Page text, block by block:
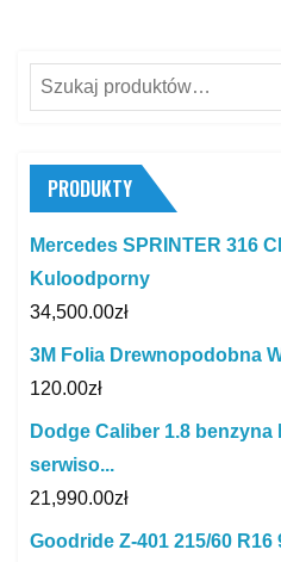
Szukaj:
PRODUKTY
Mercedes SPRINTER 316
Kuloodporny
34,500.00zł
3M Folia Drewnopodobna
120.00zł
Dodge Caliber 1.8
serwiso...
21,990.00zł
Goodride Z-401 215/60 R16